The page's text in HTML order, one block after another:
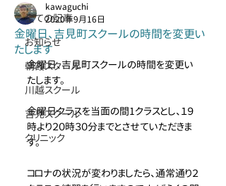
全ての記事
お知らせ
朝霞スクール
川越スクール
吉見スクール
クリニック
金曜日、吉見町スクールの時間を変更い
たします
kawaguchi
2020年9月16日
金曜日、吉見町スクールの時間を変更い
たします。
金曜日クラスを当面の間1クラスとし、１９
時より２０時３０分までとさせていただきま
す。
コロナの状況が変わりましたら、通常通り２